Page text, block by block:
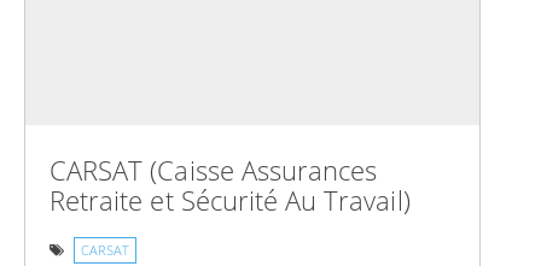
CARSAT (Caisse Assurances
Retraite et Sécurité Au Travail)
CARSAT